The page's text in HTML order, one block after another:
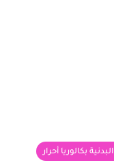
بكالوريا أحرار